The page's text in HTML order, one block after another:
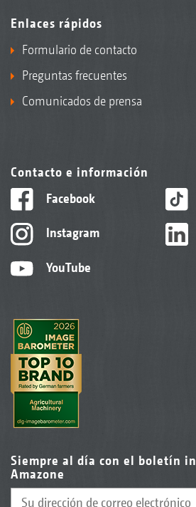
Enlaces rápidos
Formulario de contacto
Preguntas frecuentes
Comunicados de prensa
Contacto e información
Facebook
Instagram
YouTube
Siempre al día con el boletín
Amazone